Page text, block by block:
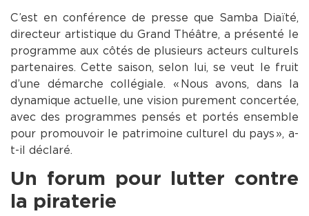
C’est en conférence de presse que Samba Diaïté,
directeur artistique du Grand Théâtre, a présenté le
programme aux côtés de plusieurs acteurs culturels
partenaires. Cette saison, selon lui, se veut le fruit
d’une démarche collégiale. « Nous avons, dans la
dynamique actuelle, une vision purement concertée,
avec des programmes pensés et portés ensemble
pour promouvoir le patrimoine culturel du pays », a-
t-il déclaré.
Un forum pour lutter contre
la piraterie